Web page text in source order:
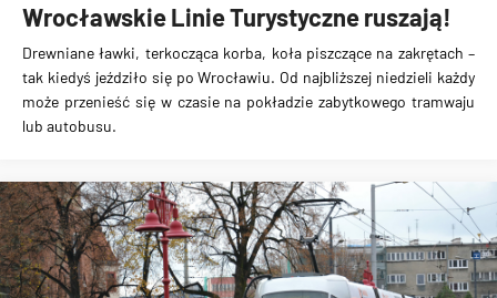
Wrocławskie Linie Turystyczne ruszają!
Drewniane ławki, terkocząca korba, koła piszczące na zakrętach –
tak kiedyś jeździło się po Wrocławiu. Od najbliższej niedzieli każdy
może przenieść się w czasie na pokładzie zabytkowego tramwaju
lub autobusu.